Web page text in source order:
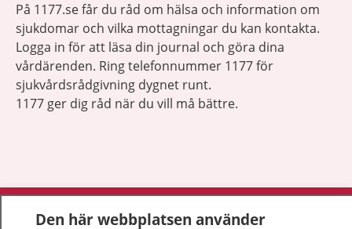
På 1177.se får du råd om hälsa och information om
sjukdomar och vilka mottagningar du kan kontakta.
Logga in för att läsa din journal och göra dina
vårdärenden. Ring telefonnummer 1177 för
sjukvårdsrådgivning dygnet runt.
1177 ger dig råd när du vill må bättre.
Den här webbplatsen använder